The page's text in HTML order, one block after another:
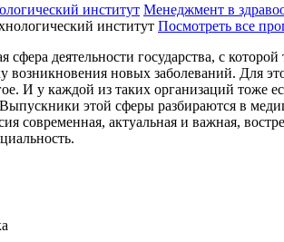
институт Менеджмент в
Посмотреть все
сфера деятельности государства, с
возникновения новых заболеваний. Для
И у каждой из таких организаций тоже
этой сферы разбираются в
современная, актуальная и важная,